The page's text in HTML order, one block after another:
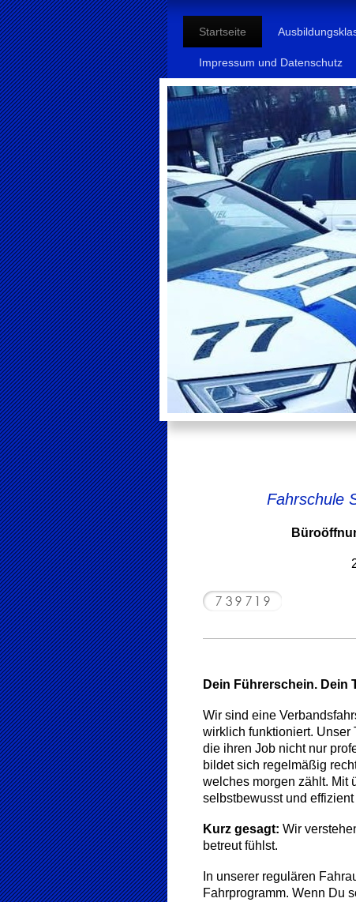
Startseite
Impressum und Datenschutz
Fahrschule
Dein Führerschein. Dein
Wir sind eine
wirklich funktioniert. Unser
die ihren Job nicht nur
bildet sich regelmäßig
welches morgen zählt. Mit
selbstbewusst und
Kurz gesagt: Wir
betreut fühlst.
In unserer regulären
Fahrprogramm. Wenn Du